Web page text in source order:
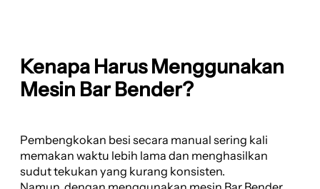
Kenapa Harus Menggunakan
Mesin Bar Bender?
Pembengkokan besi secara manual sering kali
memakan waktu lebih lama dan menghasilkan
sudut tekukan yang kurang konsisten.